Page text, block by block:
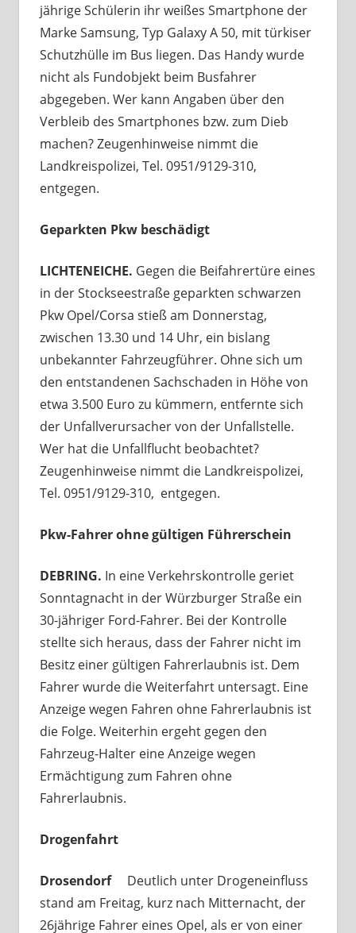
jährige Schülerin ihr weißes Smartphone der
Marke Samsung, Typ Galaxy A 50, mit türkiser
Schutzhülle im Bus liegen. Das Handy wurde
nicht als Fundobjekt beim Busfahrer
abgegeben. Wer kann Angaben über den
Verbleib des Smartphones bzw. zum Dieb
machen? Zeugenhinweise nimmt die
Landkreispolizei, Tel. 0951/9129-310,
entgegen.
Geparkten Pkw beschädigt
LICHTENEICHE. Gegen die Beifahrertüre eines
in der Stockseestraße geparkten schwarzen
Pkw Opel/Corsa stieß am Donnerstag,
zwischen 13.30 und 14 Uhr, ein bislang
unbekannter Fahrzeugführer. Ohne sich um
den entstandenen Sachschaden in Höhe von
etwa 3.500 Euro zu kümmern, entfernte sich
der Unfallverursacher von der Unfallstelle.
Wer hat die Unfallflucht beobachtet?
Zeugenhinweise nimmt die Landkreispolizei,
Tel. 0951/9129-310, entgegen.
Pkw-Fahrer ohne gültigen Führerschein
DEBRING. In eine Verkehrskontrolle geriet
Sonntagnacht in der Würzburger Straße ein
30-jähriger Ford-Fahrer. Bei der Kontrolle
stellte sich heraus, dass der Fahrer nicht im
Besitz einer gültigen Fahrerlaubnis ist. Dem
Fahrer wurde die Weiterfahrt untersagt. Eine
Anzeige wegen Fahren ohne Fahrerlaubnis ist
die Folge. Weiterhin ergeht gegen den
Fahrzeug-Halter eine Anzeige wegen
Ermächtigung zum Fahren ohne
Fahrerlaubnis.
Drogenfahrt
Drosendorf Deutlich unter Drogeneinfluss
stand am Freitag, kurz nach Mitternacht, der
26jährige Fahrer eines Opel, als er von einer